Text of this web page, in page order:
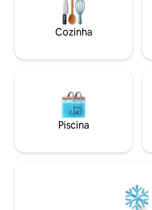
compras, caixas eletrônicos,
restaurantes, mercados, rios,
pedestres estão a apenas um
Cozinha
Piscina